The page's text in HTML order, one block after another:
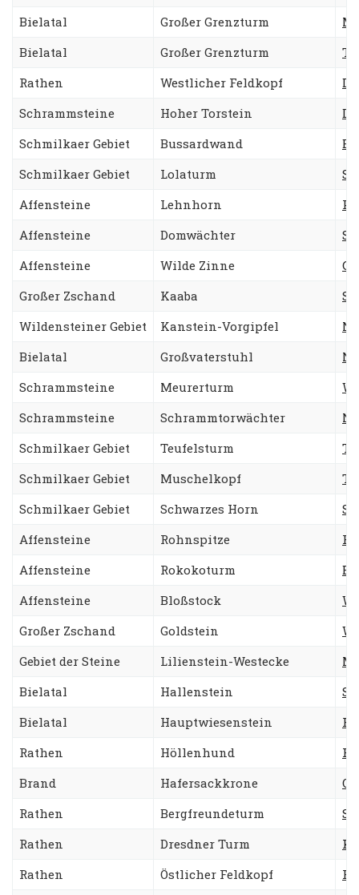
Bielatal
Großer Grenzturm
Bielatal
Großer Grenzturm
Rathen
Westlicher Feldkopf
Schrammsteine
Hoher Torstein
Schmilkaer Gebiet
Bussardwand
Schmilkaer Gebiet
Lolaturm
Affensteine
Lehnhorn
Affensteine
Domwächter
Affensteine
Wilde Zinne
Großer Zschand
Kaaba
Wildensteiner Gebiet
Kanstein-Vorgipfel
Bielatal
Großvaterstuhl
Schrammsteine
Meurerturm
Schrammsteine
Schrammtorwächter
Schmilkaer Gebiet
Teufelsturm
Schmilkaer Gebiet
Muschelkopf
Schmilkaer Gebiet
Schwarzes Horn
Affensteine
Rohnspitze
Affensteine
Rokokoturm
Affensteine
Bloßstock
Großer Zschand
Goldstein
Gebiet der Steine
Lilienstein-Westecke
Bielatal
Hallenstein
Bielatal
Hauptwiesenstein
Rathen
Höllenhund
Brand
Hafersackkrone
Rathen
Bergfreundeturm
Rathen
Dresdner Turm
Rathen
Östlicher Feldkopf